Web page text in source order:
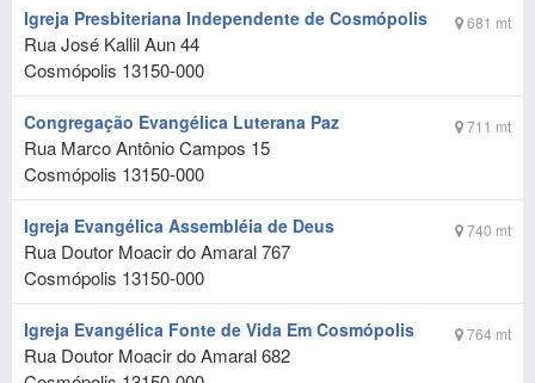
681 mt
Igreja Presbiteriana Independente de Cosmópolis
Rua José Kallil Aun 44
Cosmópolis 13150-000
711 mt
Congregação Evangélica Luterana Paz
Rua Marco Antônio Campos 15
Cosmópolis 13150-000
740 mt
Igreja Evangélica Assembléia de Deus
Rua Doutor Moacir do Amaral 767
Cosmópolis 13150-000
764 mt
Igreja Evangélica Fonte de Vida Em Cosmópolis
Rua Doutor Moacir do Amaral 682